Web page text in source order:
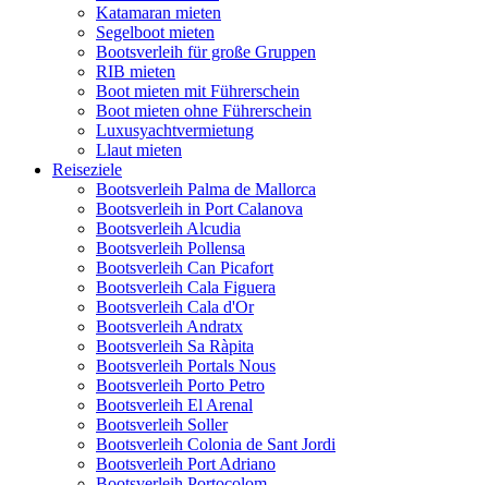
Katamaran mieten
Segelboot mieten
Bootsverleih für große Gruppen
RIB mieten
Boot mieten mit Führerschein
Boot mieten ohne Führerschein
Luxusyachtvermietung
Llaut mieten
Reiseziele
Bootsverleih Palma de Mallorca
Bootsverleih in Port Calanova
Bootsverleih Alcudia
Bootsverleih Pollensa
Bootsverleih Can Picafort
Bootsverleih Cala Figuera
Bootsverleih Cala d'Or
Bootsverleih Andratx
Bootsverleih Sa Ràpita
Bootsverleih Portals Nous
Bootsverleih Porto Petro
Bootsverleih El Arenal
Bootsverleih Soller
Bootsverleih Colonia de Sant Jordi
Bootsverleih Port Adriano